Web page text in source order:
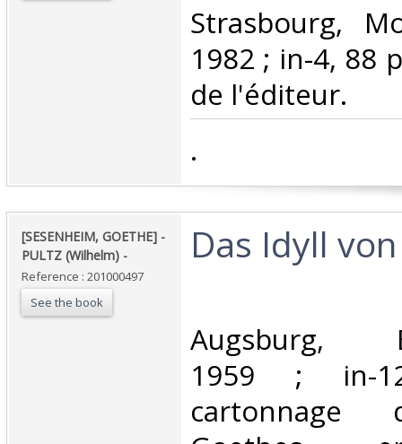
‎Strasbourg,
1982 ; in-4, 88
de l'éditeur.‎
‎.‎
‎[SESENHEIM, GOETHE] -
PULTZ (Wilhelm) - ‎
Reference : 201000497
See the book
‎Das Idyll
‎Augsburg,
1959 ; in-
cartonnage